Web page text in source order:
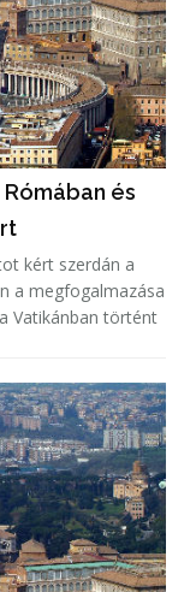
és
kért szerdán a
a megfogalmazása
Vatikánban történt